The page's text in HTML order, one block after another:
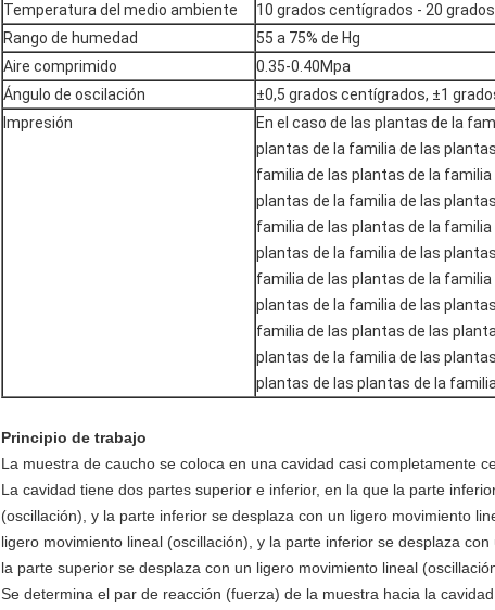
Temperatura del medio ambiente
10 grados centígrados - 20
Rango de humedad
55 a 75% de Hg
Aire comprimido
0.35-0.40Mpa
Ángulo de oscilación
±0,5 grados centígrados, ±1
Impresión
En el caso de las plantas de la
plantas de la familia de las
familia de las plantas de la
plantas de la familia de las
familia de las plantas de la
plantas de la familia de las
familia de las plantas de la
plantas de la familia de las
familia de las plantas de las
plantas de la familia de las
plantas de las plantas de la
Principio de trabajo
La muestra de caucho se coloca en una cavidad casi completamente
La cavidad tiene dos partes superior e inferior, en la que la parte
(oscillación), y la parte inferior se desplaza con un ligero movimiento
ligero movimiento lineal (oscillación), y la parte inferior se desplaza
la parte superior se desplaza con un ligero movimiento lineal
Se determina el par de reacción (fuerza) de la muestra hacia la